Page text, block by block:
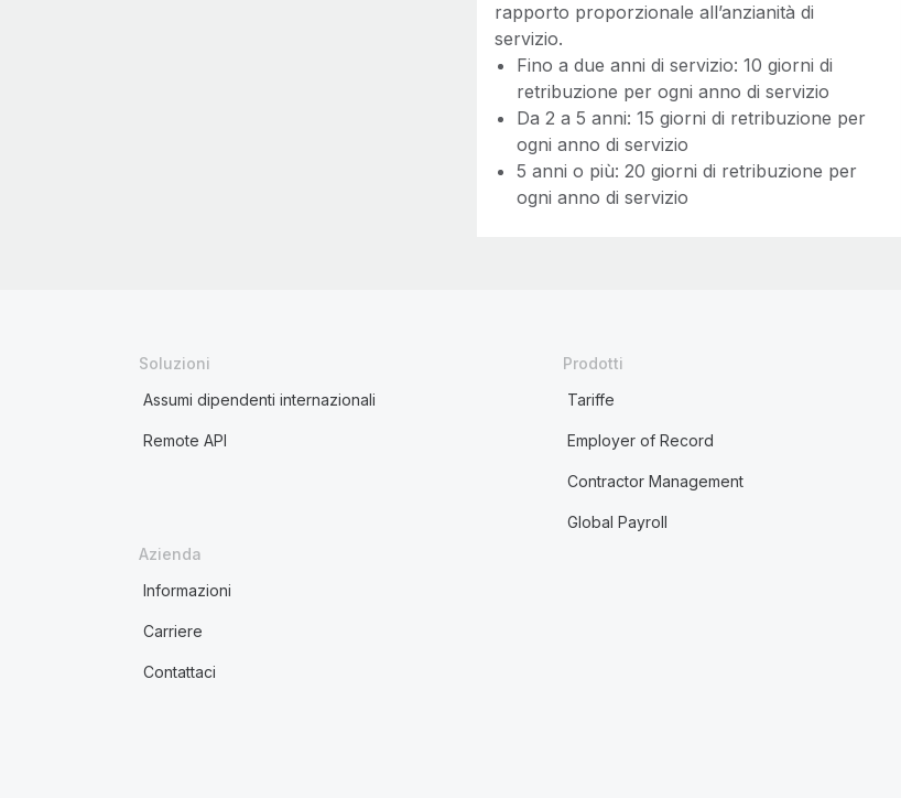
rapporto proporzionale all’anzianità di
servizio.
Fino a due anni di servizio: 10 giorni di
retribuzione per ogni anno di servizio
Da 2 a 5 anni: 15 giorni di retribuzione per
ogni anno di servizio
5 anni o più: 20 giorni di retribuzione per
ogni anno di servizio
Soluzioni
Assumi dipendenti internazionali
Remote API
Prodotti
Tariffe
Employer of Record
Contractor Management
Global Payroll
Azienda
Informazioni
Carriere
Contattaci